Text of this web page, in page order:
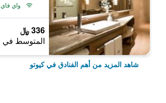
واي
336 ﷼
المتوسط في
شاهد المزيد من أهم الفنادق في كيوتو